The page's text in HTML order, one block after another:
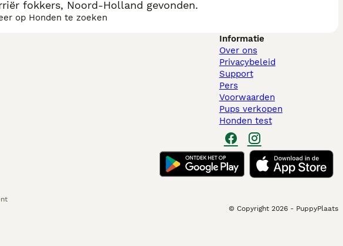
fokkers, Noord-Holland gevonden.
op Honden te zoeken
Informatie
Over ons
Privacybeleid
Support
Pers
Voorwaarden
Pups verkopen
Honden test
© Copyright 2026 - PuppyPlaats